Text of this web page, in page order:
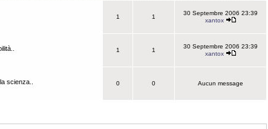
1 1
30 Septembre 2006 23:39
xantox
1 1
30 Septembre 2006 23:39
xantox
scienza..
0 0 Aucun message